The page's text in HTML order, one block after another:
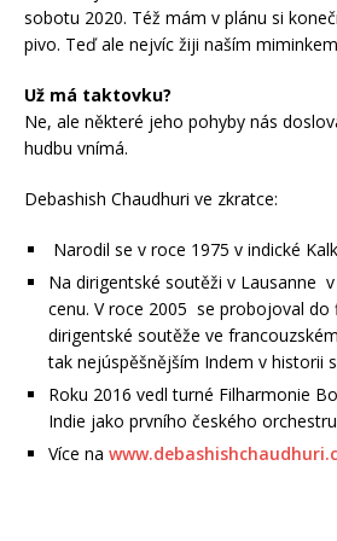
sobotu 2020. Též mám v plánu si
pivo. Teď ale nejvíc žiji naším
Už má taktovku?
Ne, ale některé jeho pohyby nás
hudbu vnímá.
Debashish Chaudhuri ve zkratce:
Narodil se v roce 1975 v indické
Na dirigentské soutěži v Lausanne
cenu. V roce 2005 se probojoval do
dirigentské soutěže ve
tak nejúspěšnějším Indem v historii
Roku 2016 vedl turné Filharmonie
Indie jako prvního českého
Více na